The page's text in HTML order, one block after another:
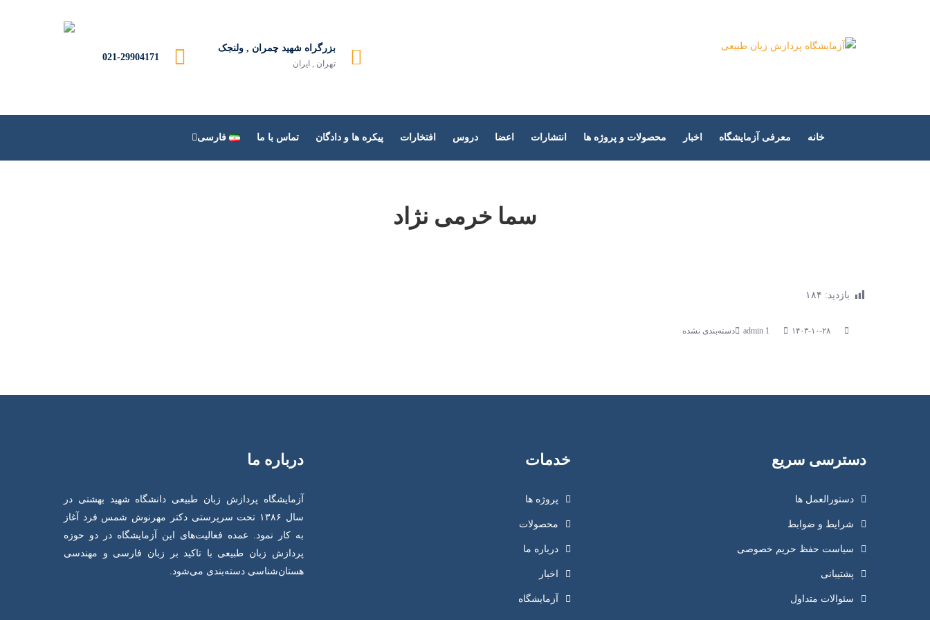
بزرگراه شهید چمران , ولنجک
تهران , ایران
021-29904171
خانه معرفی آزمایشگاه اخبار محصولات و پروژه ها انتشارات اعضا دروس افتخارات پیکره ها و دادگان تماس با ما فارسی
سما خرمی نژاد
بازدید: ۱۸۴
۱۴۰۳-۱۰-۲۸ دسته‌بندی نشده
درباره ما
آزمایشگاه پردازش زبان طبیعی دانشگاه شهید بهشتی در
سال ۱۳۸۶ تحت سرپرستی دکتر مهرنوش شمس فرد آغاز
به کار نمود. عمده فعالیت‌های این آزمایشگاه در دو حوزه
پردازش زبان طبیعی با تاکید بر زبان فارسی و مهندسی
هستان‌شناسی دسته‌بندی می‌شود.
خدمات
پروژه ها
محصولات
درباره ما
اخبار
آزمایشگاه
دسترسی سریع
دستورالعمل ها
شرایط و ضوابط
سیاست حفظ حریم خصوصی
پشتیبانی
سئوالات متداول